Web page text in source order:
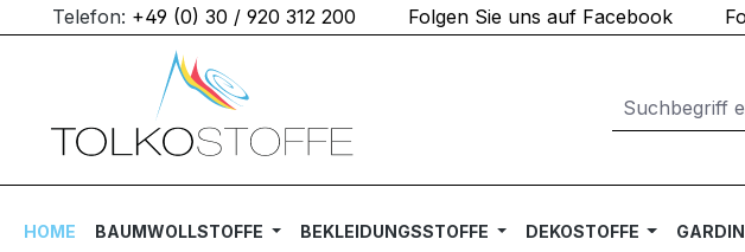
Hauptinhalt springen
Zur Suche springen
Zur Hauptnavigation springen
Telefon: +49 (0) 30 / 920 312 200 Folgen Sie uns auf Facebook
HOME BAUMWOLLSTOFFE BEKLEIDUNGSSTOFFE DEKOSTOFFE